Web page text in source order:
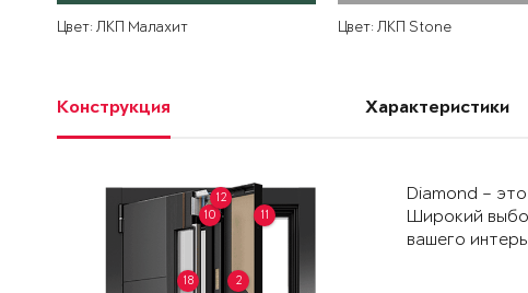
Цвет: ЛКП Малахит Цвет: ЛКП Stone
Конструкция Характеристики
2
10 11
12
18
Diamond –
Широкий
вашего